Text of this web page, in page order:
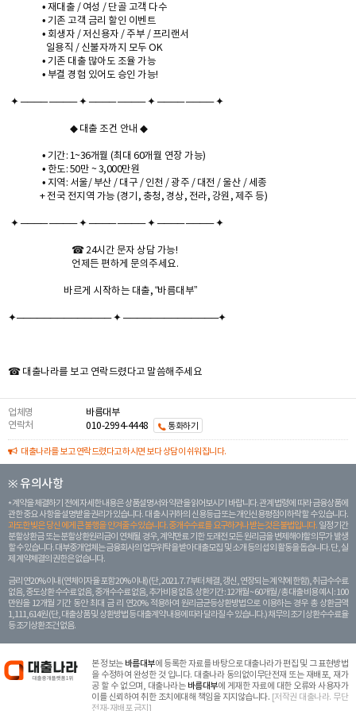
• 재대출 / 여성 / 단골 고객 다수
• 기존 고객 금리 할인 이벤트
• 회생자 / 저신용자 / 주부 / 프리랜서
일용직 / 신불자까지 모두 OK
• 기존 대출 많아도 조율 가능
• 부결 경험 있어도 승인 가능!
✦ ──── ──── ✦ ──── ──── ✦ ──── ──── ✦
◆ 대출 조건 안내 ◆
• 기간: 1~36개월 (최대 60개월 연장 가능)
• 한도: 50만 ~ 3,000만원
• 지역: 서울/ 부산 / 대구 / 인천 / 광주 / 대전 / 울산 / 세종
+ 전국 전지역 가능 (경기, 충청, 경상, 전라, 강원, 제주 등)
✦ ──── ──── ✦ ──── ──── ✦ ──── ──── ✦
☎ 24시간 문자 상담 가능!
언제든 편하게 문의주세요.
바르게 시작하는 대출, “바름대부”
✦────────────── ✦ ──────────────✦
☎ 대출나라를 보고 연락드렸다고 말씀해주세요
업체명
바름대부
연락처
010-2994-4448 통화하기
대출나라를 보고 연락드렸다고 하시면 보다 상담이 쉬워집니다.
※ 유의사항
계약을 체결하기 전에 자세한 내용은 상품설명서와 약관을 읽어보시기 바랍니다. 관계 법령에 따라 금융상품에
관한 중요 사항을 설명받을 권리가 있습니다. 대 출 시 귀하의 신용등급 또는 개인신용평점이 하락할 수 있습니다.
과도한 빚은 당신 에게 큰 불행을 안겨줄 수 있습니다. 중개수수료를 요구하거나 받는 것은 불법입니다. 일정 기간
분할상환금 또는 분할상환원리금이 연체될 경우, 계약만료 기한 도래전 모든 원리금을 변제해야할 의무가 발생
할 수 있습니다. 대부중개업체는 금융회사의 업무위탁을 받아 대출모집 및 소개 등의 섭외 활동을 돕습니다. 단, 실
제 계약체결의 권한은 없습니다.
금리 연20% 이내 (연체이자율 포함 20% 이내) (단, 2021. 7. 7부터 체결, 갱신, 연장되는 계 약에 한함), 취급수수료
없음, 중도상환 수수료 없음, 중개수수료 없음, 추가비용 없음. 상환기간 : 12개월 ~ 60개월 / 총 대출 비용 예시 : 100
만원을 12개월 기간 동안 최대 금 리 연20% 적용하여 원리금균등상환방법으로 이용하는 경우 총 상환금액
1,111,614원 (단, 대출상품 및 상환방법 등 대출계약 내용에 따라 달라질 수 있습니다.) 채무의 조기 상환수수료율
등 조기상환조건 없음.
본 정보는 바름대부에 등록한 자료를 바탕으로 대출나라가 편집 및 그 표현방법
을 수정하여 완성한 것 입니다. 대출나라 동의없이무단전재 또는 재배포, 재가
공 할 수 없으며, 대출나라는 바름대부에 게재한 자료에 대한 오류와 사용자가
이를 신뢰하여 취한 조치에대해 책임을 지지않습니다. [저작권 대출나라. 무단
전재-재배포 금지]